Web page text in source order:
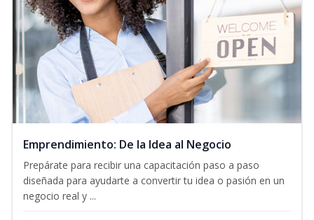
Emprendimiento: De la Idea al Negocio
Prepárate para recibir una capacitación paso a paso
diseñada para ayudarte a convertir tu idea o pasión en un
negocio real y ...